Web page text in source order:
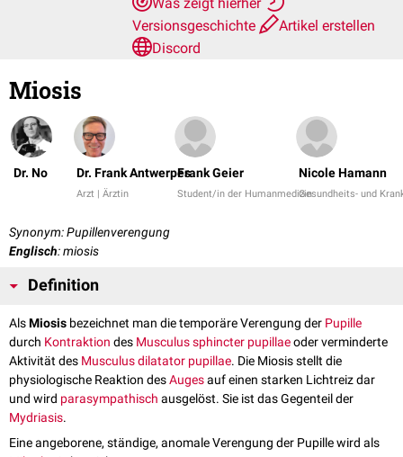
Versionsgeschichte
Artikel erstellen
Discord
Miosis
Dr. No Dr. Frank Antwerpes
Arzt | Ärztin
Frank Geier
Student/in der Humanmedizin
Nicole Hamann
Gesundheits- und
Synonym: Pupillenverengung
Englisch: miosis
Definition
AlsMiosis bezeichnet man die temporäre Verengung der Pupille
durch Kontraktion des Musculus sphincter pupillaeoder verminderte
Aktivität des Musculus dilatator pupillae. Die Miosis stellt die
physiologische Reaktion desAugesauf einen starken Lichtreiz dar
und wird parasympathisch ausgelöst. Sie ist das Gegenteil der
Mydriasis.
Eine angeborene, ständige, anomale Verengung der Pupille wird als